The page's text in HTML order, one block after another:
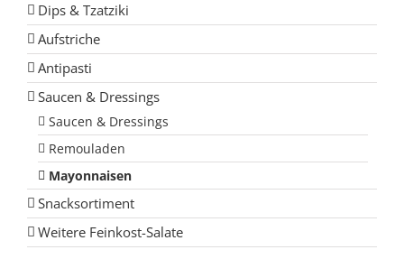
Dips & Tzatziki
Aufstriche
Antipasti
Saucen & Dressings
Saucen & Dressings
Remouladen
Mayonnaisen
Snacksortiment
Weitere Feinkost-Salate